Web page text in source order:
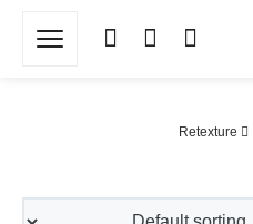
Retexture